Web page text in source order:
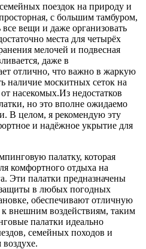
поездок на природу и
с большим тамбуром,
вещи и даже организовать
места для четырёх
мелочей и подвесная
даже в
отлично, что важно в жаркую
наличие москитных сеток на
насекомых.Из недостатков
но это вполне ожидаемо
В целом, я рекомендую эту
и надёжное укрытие для
палатку, которая
комфортного отдыха на
Эти палатки предназначены
защиты в любых погодных
обеспечивают отличную
внешним воздействиям, таким
палатки идеально
семейных походов и